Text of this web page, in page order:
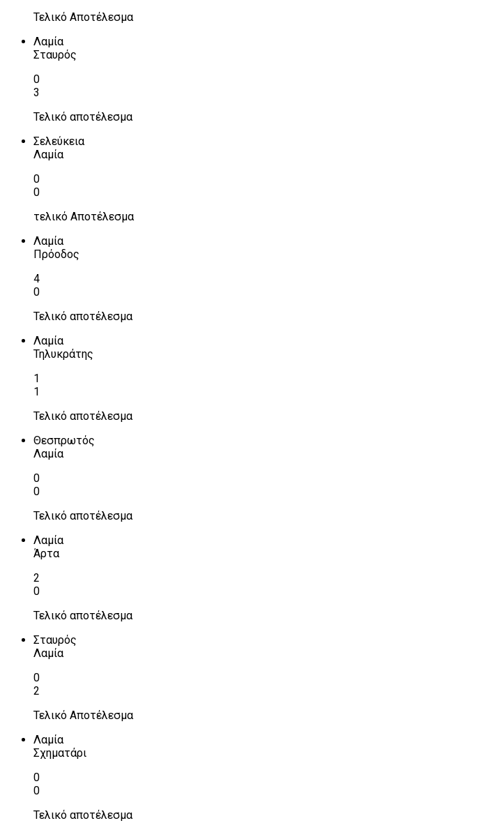
Τελικό Αποτέλεσμα
Λαμία
Σταυρός
0
3
Τελικό αποτέλεσμα
Σελεύκεια
Λαμία
0
0
τελικό Αποτέλεσμα
Λαμία
Πρόοδος
4
0
Τελικό αποτέλεσμα
Λαμία
Τηλυκράτης
1
1
Τελικό αποτέλεσμα
Θεσπρωτός
Λαμία
0
0
Τελικό αποτέλεσμα
Λαμία
Άρτα
2
0
Τελικό αποτέλεσμα
Σταυρός
Λαμία
0
2
Τελικό Αποτέλεσμα
Λαμία
Σχηματάρι
0
0
Τελικό αποτέλεσμα